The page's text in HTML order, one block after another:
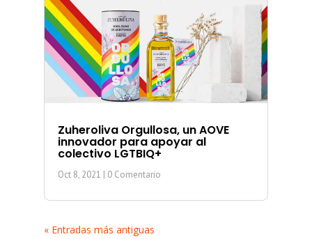
Zuheroliva Orgullosa, un AOVE
innovador para apoyar al
colectivo LGTBIQ+
Oct 8, 2021 | 0 Comentario
« Entradas más antiguas